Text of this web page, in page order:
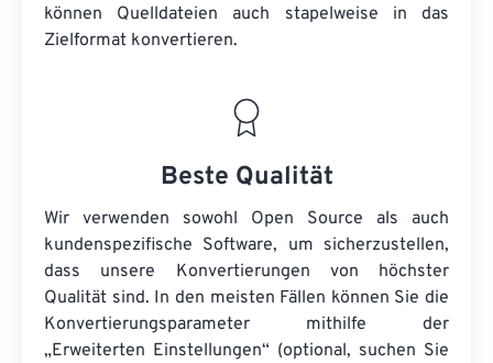
können Quelldateien auch stapelweise in das
Zielformat konvertieren.
Beste Qualität
Wir verwenden sowohl Open Source als auch
kundenspezifische Software, um sicherzustellen,
dass unsere Konvertierungen von höchster
Qualität sind. In den meisten Fällen können Sie die
Konvertierungsparameter mithilfe der
„Erweiterten Einstellungen“ (optional, suchen Sie